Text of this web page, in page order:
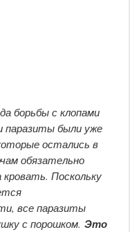
борьбы с клопами
паразиты были уже
остались в
обязательно
Поскольку
все паразиты
с порошком. Это